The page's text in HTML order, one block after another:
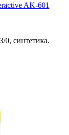
AK-601
0, синтетика.